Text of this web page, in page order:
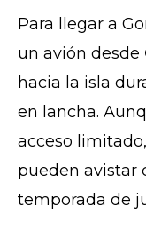
Para llegar a
un avión desde
hacia la isla
en lancha.
acceso
pueden avistar
temporada de